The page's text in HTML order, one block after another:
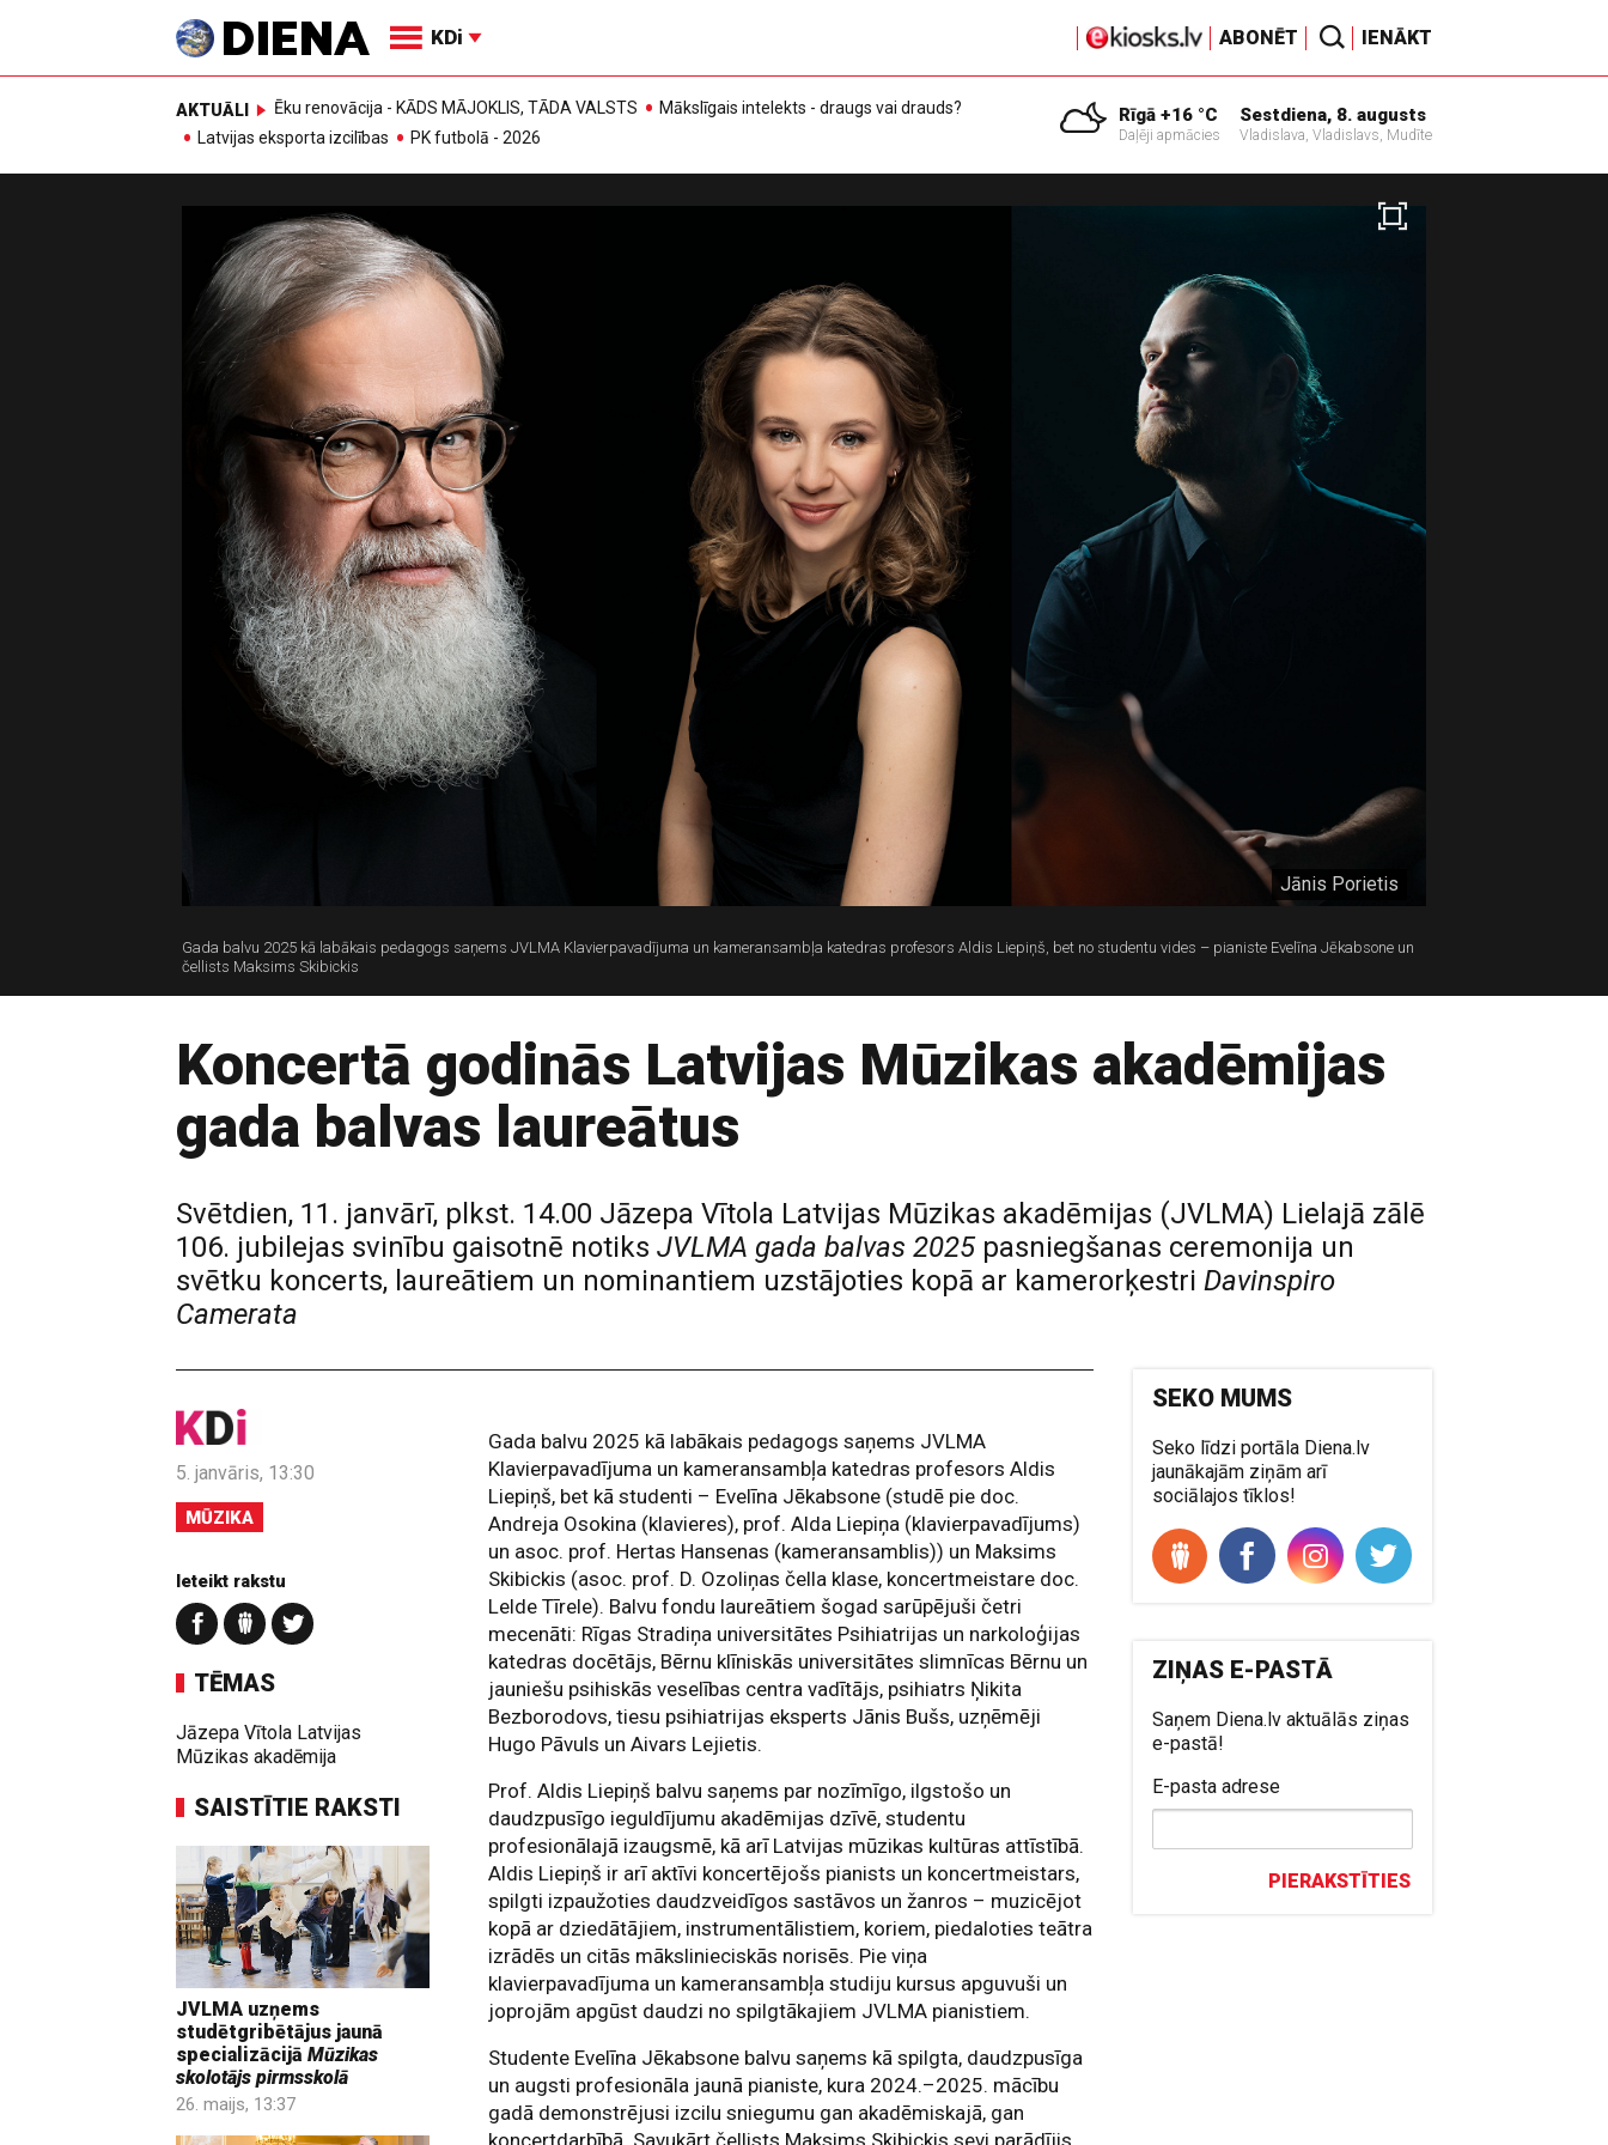
KDi ABONĒT IENĀKT
AKTUĀLI Ēku renovācija - KĀDS MĀJOKLIS, TĀDA VALSTS
Mākslīgais intelekts - draugs vai drauds?
Latvijas eksporta izcilības
PK futbolā - 2026
Rīgā +16 °C
Daļēji apmācies
Sestdiena, 8. augusts
Vladislava, Vladislavs, Mudīte
Jānis Porietis
Gada balvu 2025 kā labākais pedagogs saņems JVLMA Klavierpavadījuma un kameransambļa katedras profesors Aldis Liepiņš, bet no studentu vides – pianiste Evelīna Jēkabsone un
čellists Maksims Skibickis
Koncertā godinās Latvijas Mūzikas akadēmijas
gada balvas laureātus
Svētdien, 11. janvārī, plkst. 14.00 Jāzepa Vītola Latvijas Mūzikas akadēmijas (JVLMA) Lielajā zālē
106. jubilejas svinību gaisotnē notiks JVLMA gada balvas 2025pasniegšanas ceremonija un
svētku koncerts, laureātiem un nominantiem uzstājoties kopā ar kamerorķestri Davinspiro
Camerata
5. janvāris, 13:30
MŪZIKA
Ieteikt rakstu
TĒMAS
Jāzepa Vītola Latvijas
Mūzikas akadēmija
SAISTĪTIE RAKSTI
JVLMA uzņems
studētgribētājus jaunā
specializācijā Mūzikas
skolotājs pirmsskolā
26. maijs, 13:37
Gada balvu 2025 kā labākais pedagogs saņems JVLMA
Klavierpavadījuma un kameransambļa katedras profesors Aldis
Liepiņš, bet kā studenti – Evelīna Jēkabsone (studē pie doc.
Andreja Osokina (klavieres), prof. Alda Liepiņa (klavierpavadījums)
un asoc. prof. Hertas Hansenas (kameransamblis)) un Maksims
Skibickis (asoc. prof. D. Ozoliņas čella klase, koncertmeistare doc.
Lelde Tīrele). Balvu fondu laureātiem šogad sarūpējuši četri
mecenāti: Rīgas Stradiņa universitātes Psihiatrijas un narkoloģijas
katedras docētājs, Bērnu klīniskās universitātes slimnīcas Bērnu un
jauniešu psihiskās veselības centra vadītājs, psihiatrs Ņikita
Bezborodovs, tiesu psihiatrijas eksperts Jānis Bušs, uzņēmēji
Hugo Pāvuls un Aivars Lejietis.
Prof. Aldis Liepiņš balvu saņems par nozīmīgo, ilgstošo un
daudzpusīgo ieguldījumu akadēmijas dzīvē, studentu
profesionālajā izaugsmē, kā arī Latvijas mūzikas kultūras attīstībā.
Aldis Liepiņš ir arī aktīvi koncertējošs pianists un koncertmeistars,
spilgti izpaužoties daudzveidīgos sastāvos un žanros – muzicējot
kopā ar dziedātājiem, instrumentālistiem, koriem, piedaloties teātra
izrādēs un citās mākslinieciskās norisēs. Pie viņa
klavierpavadījuma un kameransambļa studiju kursus apguvuši un
joprojām apgūst daudzi no spilgtākajiem JVLMA pianistiem.
Studente Evelīna Jēkabsone balvu saņems kā spilgta, daudzpusīga
un augsti profesionāla jaunā pianiste, kura 2024.–2025. mācību
gadā demonstrējusi izcilu sniegumu gan akadēmiskajā, gan
koncertdarbībā. Savukārt čellists Maksims Skibickis sevi parādījis
SEKO MUMS
Seko līdzi portāla Diena.lv
jaunākajām ziņām arī
sociālajos tīklos!
ZIŅAS E-PASTĀ
Saņem Diena.lv aktuālās ziņas
e-pastā!
E-pasta adrese
PIERAKSTĪTIES